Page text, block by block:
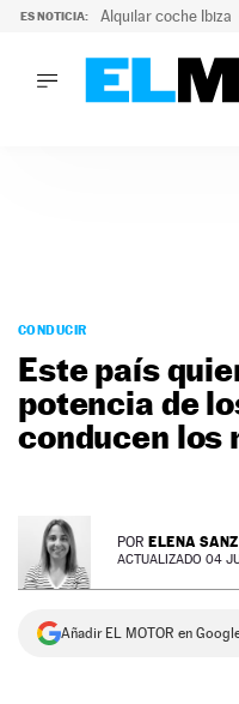
ES NOTICIA: Alquilar coche Ibiza
PODCAST
MOTOS
TECNOLOGÍA
SUPERCOCHES
SERVICIOS
NEWSLETTER
SÍGUENOS
CONDUCIR
Este país
potencia de
conducen los
POR ELENA
ACTUALIZADO 04
Añadir EL MOTOR en